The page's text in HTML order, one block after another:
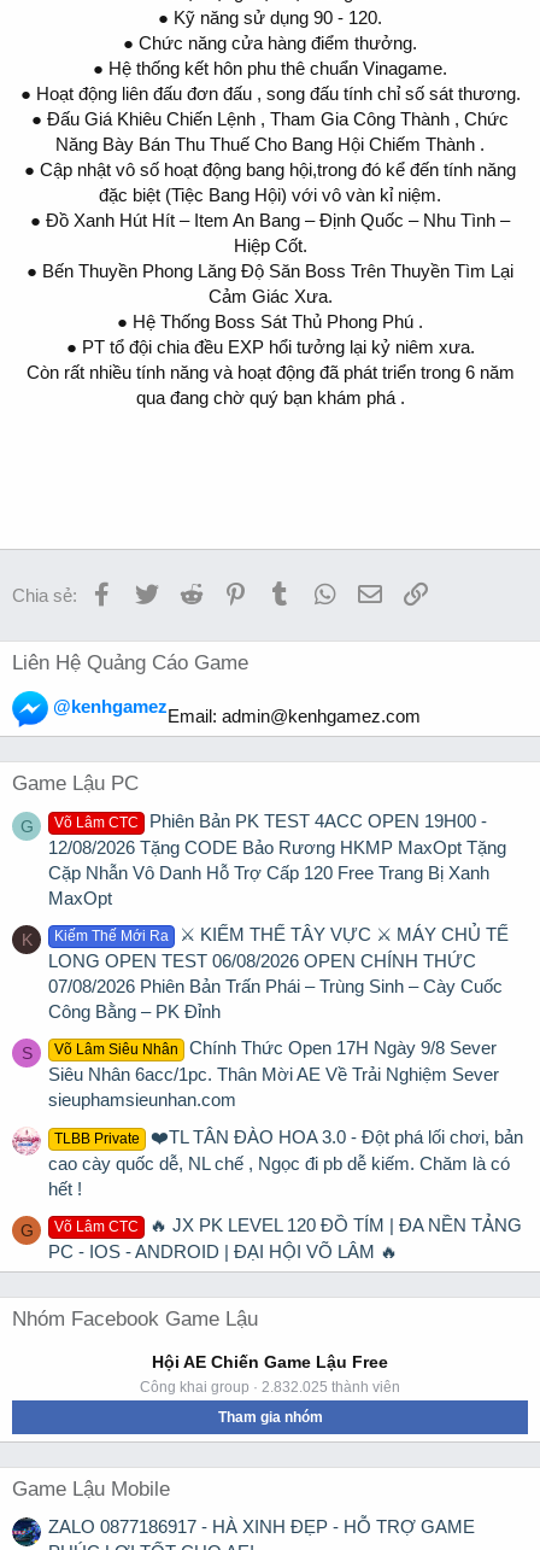
● Kỹ năng sử dụng 90 - 120.
● Chức năng cửa hàng điểm thưởng.
● Hệ thống kết hôn phu thê chuẩn Vinagame.
● Hoạt động liên đấu đơn đấu , song đấu tính chỉ số sát thương.
● Đấu Giá Khiêu Chiến Lệnh , Tham Gia Công Thành , Chức
Năng Bày Bán Thu Thuế Cho Bang Hội Chiếm Thành .
● Cập nhật vô số hoạt động bang hội,trong đó kể đến tính năng
đặc biệt (Tiệc Bang Hội) với vô vàn kỉ niệm.
● Đồ Xanh Hút Hít – Item An Bang – Định Quốc – Nhu Tình –
Hiệp Cốt.
● Bến Thuyền Phong Lăng Độ Săn Boss Trên Thuyền Tìm Lại
Cảm Giác Xưa.
● Hệ Thống Boss Sát Thủ Phong Phú .
● PT tổ đội chia đều EXP hổi tưởng lại kỷ niêm xưa.
Còn rất nhiều tính năng và hoạt động đã phát triển trong 6 năm
qua đang chờ quý bạn khám phá .
Chia sẻ: Facebook
TwitterReddit PinterestTumblrWhatsApp
EmailLink
Liên Hệ Quảng Cáo Game
@kenhgamezEmail: admin@kenhgamez.com
Game Lậu PC
G Võ Lâm CTC
Phiên Bản PK TEST 4ACC OPEN 19H00 -
12/08/2026 Tặng CODE Bảo Rương HKMP MaxOpt Tặng
Cặp Nhẫn Vô Danh Hỗ Trợ Cấp 120 Free Trang Bị Xanh
MaxOpt
K Kiếm Thế Mới Ra
⚔️ KIẾM THẾ TÂY VỰC ⚔️ MÁY CHỦ TẾ
LONG OPEN TEST 06/08/2026 OPEN CHÍNH THỨC
07/08/2026 Phiên Bản Trấn Phái – Trùng Sinh – Cày Cuốc
Công Bằng – PK Đỉnh
S Võ Lâm Siêu Nhân
Chính Thức Open 17H Ngày 9/8 Sever
Siêu Nhân 6acc/1pc. Thân Mời AE Về Trải Nghiệm Sever
sieuphamsieunhan.com
TLBB Private
❤️TL TÂN ĐÀO HOA 3.0 - Đột phá lối chơi, bản
cao cày quốc dễ, NL chế , Ngọc đi pb dễ kiếm. Chăm là có
hết !
G Võ Lâm CTC
🔥 JX PK LEVEL 120 ĐỒ TÍM | ĐA NỀN TẢNG
PC - IOS - ANDROID | ĐẠI HỘI VÕ LÂM 🔥
Nhóm Facebook Game Lậu
Hội AE Chiến Game Lậu Free
Công khai group · 2.832.025 thành viên
Tham gia nhóm
Game Lậu Mobile
ZALO 0877186917 - HÀ XINH ĐẸP - HỖ TRỢ GAME